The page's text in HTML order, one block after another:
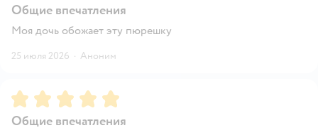
Общие впечатления
Моя дочь обожает эту пюрешку
25 июля 2026 · Аноним
Рейтинг:5
Общие впечатления